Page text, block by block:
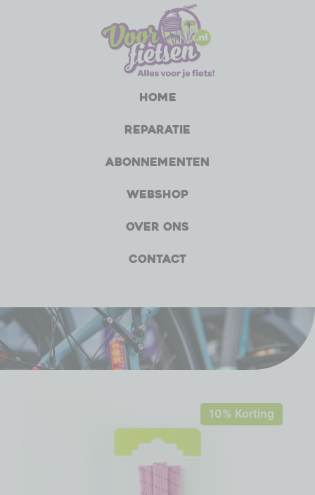
Home
Reparatie
Abonnementen
Webshop
Over ons
Contact
10% Korting